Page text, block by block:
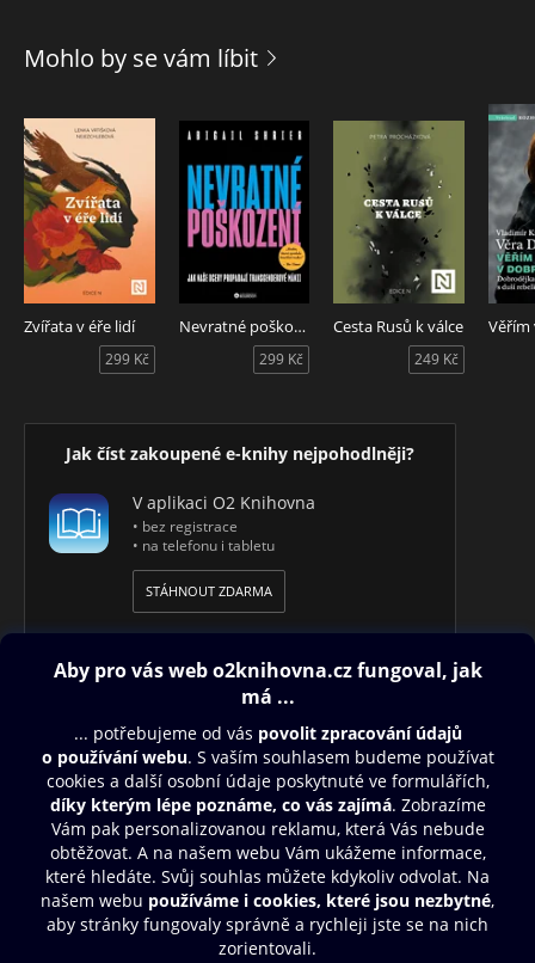
Mohlo by se vám líbit
Zvířata v éře lidí
299 Kč
Nevratné poškození
299 Kč
Cesta Rusů k válce
249 Kč
Jak číst zakoupené e-knihy nejpohodlněji?
V aplikaci O2 Knihovna
• bez registrace
• na telefonu i tabletu
STÁHNOUT ZDARMA
Obsah ke stažení
Moje O2 Knihovna
Další zábava
© O2 Czech Republic a.s.